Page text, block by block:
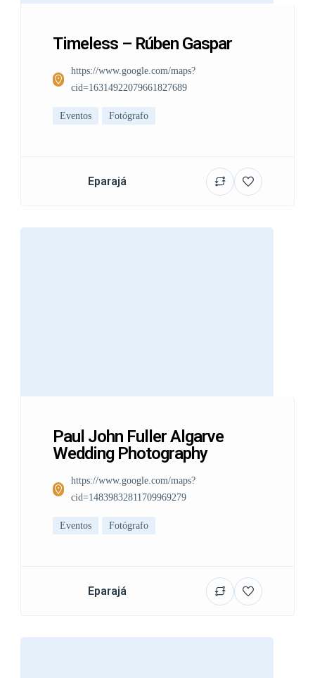
Timeless – Rúben Gaspar
https://www.google.com/maps?
cid=16314922079661827689
Eventos Fotógrafo
Eparajá
Paul John Fuller Algarve
Wedding Photography
https://www.google.com/maps?
cid=14839832811709969279
Eventos Fotógrafo
Eparajá